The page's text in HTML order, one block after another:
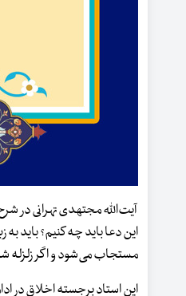
آیت‌الله مجتهدی تهرانی در
این دعا باید چه کنیم؟ باید
مستجاب می‌شود و اگر زلزله
این استاد برجسته اخلاق در